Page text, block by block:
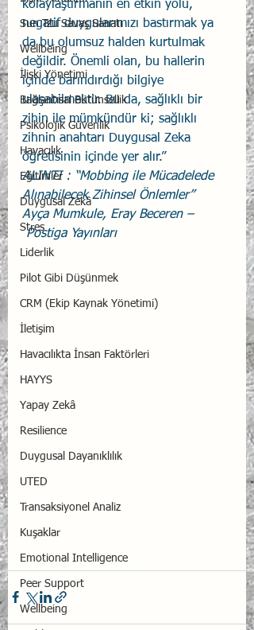
Sun Tzu Savaş Sanatı
Wellbeing
İlişki Yönetimi
Bağlantısal Bütünsellik
Psikolojik Güvenlik
Havacılık
Eğitimler
Duygusal Zekâ
Stres
Liderlik
Pilot Gibi Düşünmek
CRM (Ekip Kaynak Yönetimi)
İletişim
Havacılıkta İnsan Faktörleri
HAYYS
Yapay Zekâ
Resilience
Duygusal Dayanıklılık
UTED
Transaksiyonel Analiz
Kuşaklar
Emotional Intelligence
Peer Support
Wellbeing
kolaylaştırmanın en etkin yolu,
negatif duygularımızı bastırmak ya
da bu olumsuz halden kurtulmak
değildir. Önemli olan, bu hallerin
içinde barındırdığı bilgiye
ulaşabilmektir. Bu da, sağlıklı bir
zihin ile mümkündür ki; sağlıklı
zihnin anahtarı Duygusal Zeka
öğretisinin içinde yer alır.”
ALINTI : “Mobbing ile Mücadelede
Alınabilecek Zihinsel Önlemler”
Ayça Mumkule, Eray Beceren –
Postiga Yayınları